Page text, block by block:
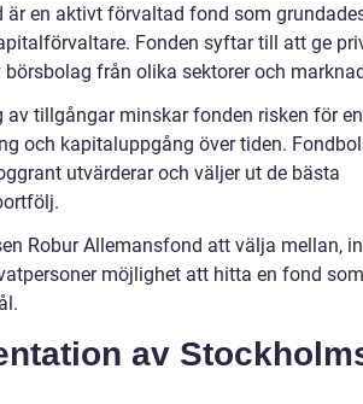
en aktivt förvaltad fond som
Fonden syftar till att ge
från olika sektorer och
av tillgångar minskar fonden risken för
och kapitaluppgång över tiden.
utvärderar och väljer ut de bästa
Robur Allemansfond att välja mellan,
möjlighet att hitta en fond
av